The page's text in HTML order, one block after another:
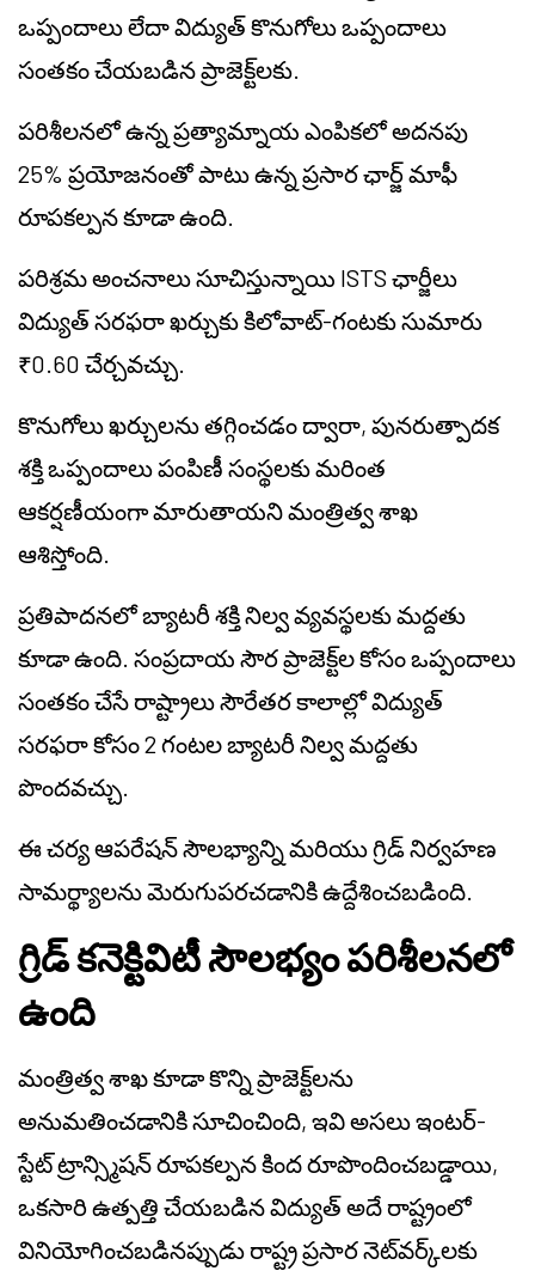
ఒప్పందాలు లేదా విద్యుత్ కొనుగోలు ఒప్పందాలు
సంతకం చేయబడిన ప్రాజెక్ట్‌లకు.
పరిశీలనలో ఉన్న ప్రత్యామ్నాయ ఎంపికలో అదనపు
25% ప్రయోజనంతో పాటు ఉన్న ప్రసార ఛార్జ్ మాఫీ
రూపకల్పన కూడా ఉంది.
పరిశ్రమ అంచనాలు సూచిస్తున్నాయి ISTS ఛార్జీలు
విద్యుత్ సరఫరా ఖర్చుకు కిలోవాట్-గంటకు సుమారు
₹0.60 చేర్చవచ్చు.
కొనుగోలు ఖర్చులను తగ్గించడం ద్వారా, పునరుత్పాదక
శక్తి ఒప్పందాలు పంపిణీ సంస్థలకు మరింత
ఆకర్షణీయంగా మారుతాయని మంత్రిత్వ శాఖ
ఆశిస్తోంది.
ప్రతిపాదనలో బ్యాటరీ శక్తి నిల్వ వ్యవస్థలకు మద్దతు
కూడా ఉంది. సంప్రదాయ సౌర ప్రాజెక్ట్‌ల కోసం ఒప్పందాలు
సంతకం చేసే రాష్ట్రాలు సౌరేతర కాలాల్లో విద్యుత్
సరఫరా కోసం 2 గంటల బ్యాటరీ నిల్వ మద్దతు
పొందవచ్చు.
ఈ చర్య ఆపరేషన్ సౌలభ్యాన్ని మరియు గ్రిడ్ నిర్వహణ
సామర్థ్యాలను మెరుగుపరచడానికి ఉద్దేశించబడింది.
గ్రిడ్ కనెక్టివిటీ సౌలభ్యం పరిశీలనలో
ఉంది
మంత్రిత్వ శాఖ కూడా కొన్ని ప్రాజెక్ట్‌లను
అనుమతించడానికి సూచించింది, ఇవి అసలు ఇంటర్-
స్టేట్ ట్రాన్స్మిషన్ రూపకల్పన కింద రూపొందించబడ్డాయి,
ఒకసారి ఉత్పత్తి చేయబడిన విద్యుత్ అదే రాష్ట్రంలో
వినియోగించబడినప్పుడు రాష్ట్ర ప్రసార నెట్‌వర్క్‌లకు